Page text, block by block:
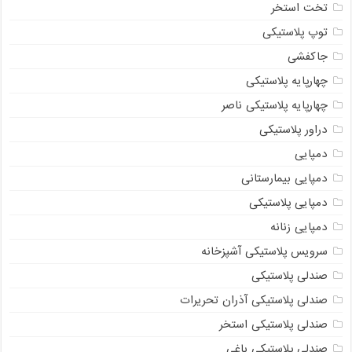
تخت استخر
توپ پلاستیکی
جاکفشی
چهارپایه پلاستیکی
چهارپایه پلاستیکی ناصر
دراور پلاستیکی
دمپایی
دمپایی بیمارستانی
دمپایی پلاستیکی
دمپایی زنانه
سرویس پلاستیکی آشپزخانه
صندلی پلاستیکی
صندلی پلاستیکی آذران تحریرات
صندلی پلاستیکی استخر